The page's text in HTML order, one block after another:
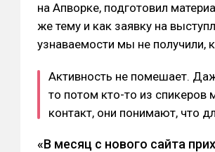
на Апворке, подготовил
же тему и как заявку на
узнаваемости мы не получили,
Активность не помешает.
то потом кто-то из
контакт, они понимают, что
«В месяц с нового сайта